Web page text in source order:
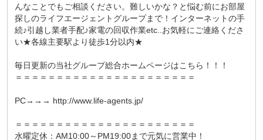
んなことでもご相談ください。難しいかな？と悩む前にお部屋
探しのライフエージェントグループまで！インターネットの手
続♪引越し業者手配♪家電の回収作業etc..お気軽にご連絡くださ
い★各線主要駅より徒歩1分以内★
毎日更新の当社グループ総合ホームページはこちら！！！
＝＝＝＝＝＝＝＝＝＝＝＝＝＝＝＝＝＝＝＝＝＝
PC→→→ http://www.life-agents.jp/
＝＝＝＝＝＝＝＝＝＝＝＝＝＝＝＝＝＝＝＝＝＝
水曜定休：AM10:00～PM19:00まで元気に営業中！